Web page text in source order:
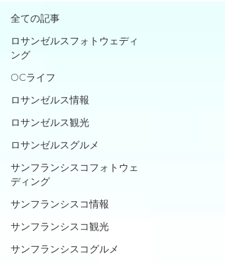
全ての記事
ロサンゼルスフォトウェディ
ング
OCライフ
ロサンゼルス情報
ロサンゼルス観光
ロサンゼルスグルメ
サンフランシスコフォトウェ
ディング
サンフランシスコ情報
サンフランシスコ観光
サンフランシスコグルメ